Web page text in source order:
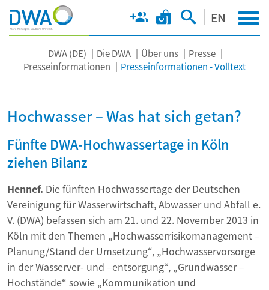
EN
DWA (DE) Die DWA Über uns
Presse
Presseinformationen
Presseinformationen - Volltext
Hochwasser – Was hat sich getan?
Fünfte DWA-Hochwassertage in Köln
ziehen Bilanz
Hennef. Die fünften Hochwassertage der Deutschen
Vereinigung für Wasserwirtschaft, Abwasser und Abfall e.
V. (DWA) befassen sich am 21. und 22. November 2013 in
Köln mit den Themen „Hochwasserrisikomanagement –
Planung/Stand der Umsetzung“, „Hochwasservorsorge
in der Wasserver- und –entsorgung“, „Grundwasser –
Hochstände“ sowie „Kommunikation und